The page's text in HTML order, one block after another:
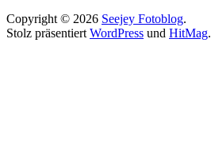
Copyright © 2026 Seejey Fotoblog.
Stolz präsentiert WordPress und HitMag.